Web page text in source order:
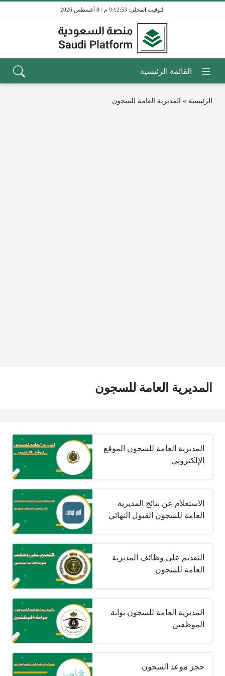
9:12:53 م / 8 أغسطس 2026
الرئيسية » المديرية العامة للسجون
المديرية العامة للسجون
المديرية العامة للسجون الموقع
الإلكتروني
الاستعلام عن نتائج المديرية
العامة للسجون القبول النهائي
التقديم على وظائف المديرية
العامة للسجون
المديرية العامة للسجون بوابة
الموظفين
حجز موعد السجون